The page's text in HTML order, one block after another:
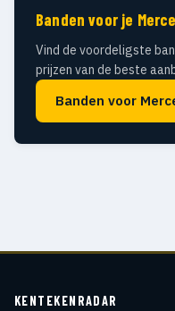
Banden voor je
Vind de voordeligste
prijzen van de beste
Banden voor
KENTEKENRADAR